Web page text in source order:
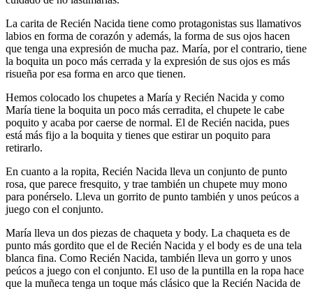
La carita de Recién Nacida tiene como protagonistas sus llamativos
labios en forma de corazón y además, la forma de sus ojos hacen
que tenga una expresión de mucha paz. María, por el contrario, tiene
la boquita un poco más cerrada y la expresión de sus ojos es más
risueña por esa forma en arco que tienen.
Hemos colocado los chupetes a María y Recién Nacida y como
María tiene la boquita un poco más cerradita, el chupete le cabe
poquito y acaba por caerse de normal. El de Recién nacida, pues
está más fijo a la boquita y tienes que estirar un poquito para
retirarlo.
En cuanto a la ropita, Recién Nacida lleva un conjunto de punto
rosa, que parece fresquito, y trae también un chupete muy mono
para ponérselo. Lleva un gorrito de punto también y unos peúcos a
juego con el conjunto.
María lleva un dos piezas de chaqueta y body. La chaqueta es de
punto más gordito que el de Recién Nacida y el body es de una tela
blanca fina. Como Recién Nacida, también lleva un gorro y unos
peúcos a juego con el conjunto. El uso de la puntilla en la ropa hace
que la muñeca tenga un toque más clásico que la Recién Nacida de